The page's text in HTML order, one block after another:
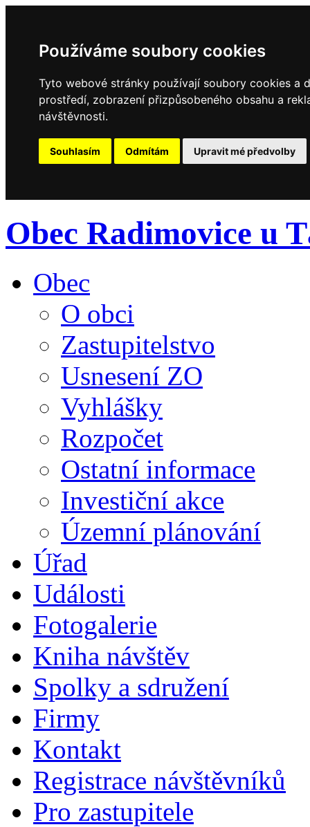
Používáme soubory cookies
Tyto webové stránky používají soubory cookies a
prostředí, zobrazení přizpůsobeného obsahu a
návštěvnosti.
Souhlasím Odmítám Upravit mé předvolby
Obec Radimovice u
Obec
O obci
Zastupitelstvo
Usnesení ZO
Vyhlášky
Rozpočet
Ostatní informace
Investiční akce
Územní plánování
Úřad
Události
Fotogalerie
Kniha návštěv
Spolky a sdružení
Firmy
Kontakt
Registrace návštěvníků
Pro zastupitele